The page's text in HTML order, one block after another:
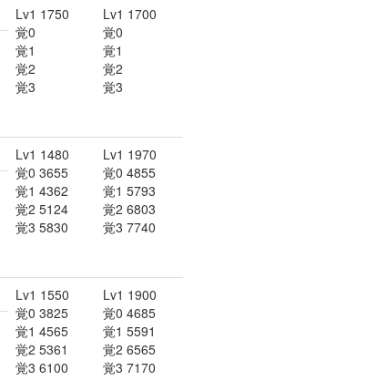
Lv1 1750
覚0
覚1
覚2
覚3
Lv1 1700
覚0
覚1
覚2
覚3
Lv1 1480
覚0 3655
覚1 4362
覚2 5124
覚3 5830
Lv1 1970
覚0 4855
覚1 5793
覚2 6803
覚3 7740
Lv1 1550
覚0 3825
覚1 4565
覚2 5361
覚3 6100
Lv1 1900
覚0 4685
覚1 5591
覚2 6565
覚3 7170